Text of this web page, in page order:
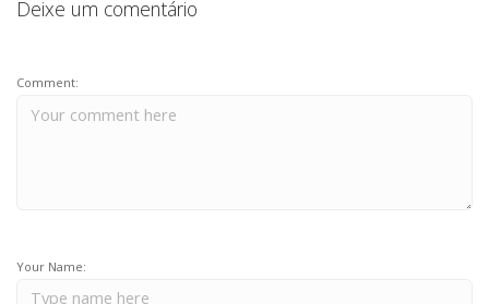
Deixe um comentário
Comment:
Your Name: